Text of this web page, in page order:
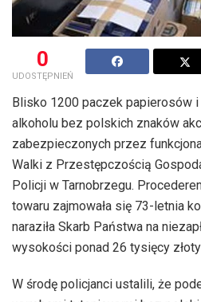
0
UDOSTĘPNIEŃ
Blisko 1200 paczek papierosów
alkoholu bez polskich znaków
zabezpieczonych przez
Walki z Przestępczością
Policji w Tarnobrzegu.
towaru zajmowała się 73-letnia
naraziła Skarb Państwa na
wysokości ponad 26 tysięcy
W środę policjanci ustalili, że